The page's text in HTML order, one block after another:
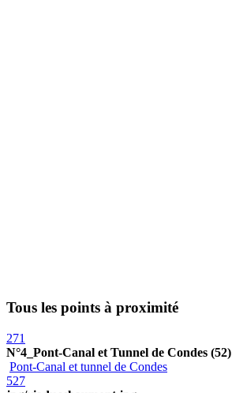
Tous les points à proximité
271
N°4_Pont-Canal et Tunnel de Condes (52)
Pont-Canal et tunnel de Condes
527